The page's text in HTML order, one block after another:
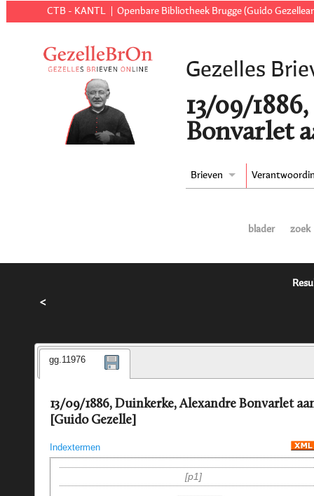
CTB - KANTL Openbare Bibliotheek Brugge (Guido
Gezelles
13/09/
Bonvarlet
Brieven
blader zoek
<
gg.11976
13/09/1886, Duinkerke, Alexandre Bonvarlet
[Guido Gezelle]
Indextermen
p1